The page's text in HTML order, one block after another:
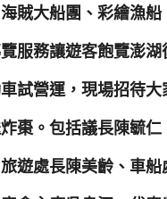
賊大船團、彩繪漁
服務讓遊客飽覽澎
試營運，現場招待
棗。包括議長陳毓
遊處長陳美齡、車